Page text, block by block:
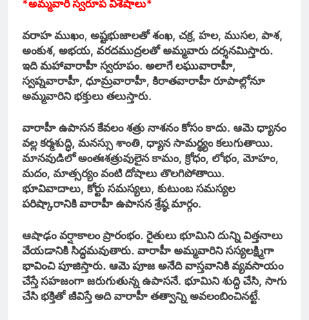
*అమ్మవారి స్వరూప విశేషాలు*
వరాహ ముఖం, అష్టభుజాలతో శంఖ, చక్ర, హల, ముసల, పాశ,
అంకుశ, అభయ, వరదముద్రలతో అమ్మవారు దర్శనమిస్తారు.
ఇది మహావారాహీ స్వరూపం. అలాగే లఘువారాహీ,
స్వప్నవారాహీ, ధూమ్రవారాహీ, కిరాతవారాహీ రూపాల్లోనూ
అమ్మవారిని భక్తులు తలుస్తారు.
వారాహీ ఉపాసన కేవలం శత్రు నాశనం కోసం కాదు. ఆమె ధ్యానం
వల్ల కర్మశుద్ధి, మనస్సు శాంతి, ధ్యాన సామర్థ్యం కలుగుతాయి.
మానవుడిలో అంతఃశత్రువులైన కామం, క్రోధం, లోభం, మోహం,
మదం, మాత్సర్యం వంటి దోషాలు తొలగిపోతాయి.
భూవివాదాలు, కోర్టు సమస్యలు, కుటుంబ సమస్యల
పరిష్కారానికి వారాహీ ఉపాసన శ్రేష్ఠ మార్గం.
ఆషాఢం వర్షాకాలం ప్రారంభం. రైతులు భూమిని దున్ని విత్తనాలు
వేయడానికి సిద్ధమవుతారు. వారాహీ అమ్మవారిని సస్యలక్ష్మిగా
భావించి పూజిస్తారు. ఆమె పూజ అనేది వాస్తవానికి వ్యవసాయం
చేస్తే సహజంగా జరుగుతున్న ఉపాసనే. భూమిని శుద్ధి చేసి, సాగు
చేసి భక్తితో జీవిస్తే అది వారాహీ తత్వాన్ని అవలంబించినట్టే.